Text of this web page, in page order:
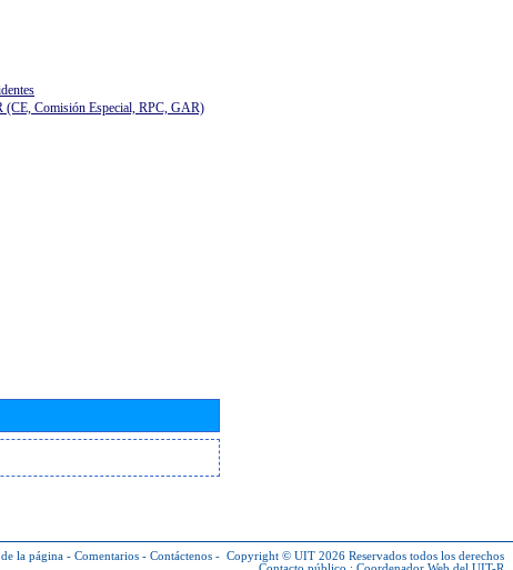
(CE, Comisión Especial, RPC, GAR)
la página - Comentarios - Contáctenos - Copyright © UIT 2026 Reservados todos los derechos